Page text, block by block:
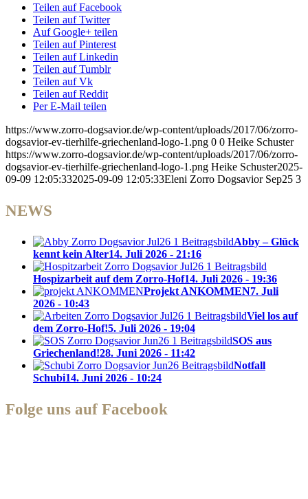
Teilen auf Facebook
Teilen auf Twitter
Auf Google+ teilen
Teilen auf Pinterest
Teilen auf Linkedin
Teilen auf Tumblr
Teilen auf Vk
Teilen auf Reddit
Per E-Mail teilen
https://www.zorro-dogsavior.de/wp-content/uploads/2017/06/zorro-
dogsavior-ev-tierhilfe-griechenland-logo-1.png 0 0 Heike Schuster
https://www.zorro-dogsavior.de/wp-content/uploads/2017/06/zorro-
dogsavior-ev-tierhilfe-griechenland-logo-1.png Heike Schuster2025-
09-09 12:05:332025-09-09 12:05:33Eleni Zorro Dogsavior Sep25 3
NEWS
Abby – Glück
kennt kein Alter14. Juli 2026 - 21:16
Hospizarbeit auf dem Zorro-Hof14. Juli 2026 - 19:36
Projekt ANKOMMEN7. Juli
2026 - 10:43
Viel los auf
dem Zorro-Hof!5. Juli 2026 - 19:04
SOS aus
Griechenland!28. Juni 2026 - 11:42
Notfall
Schubi14. Juni 2026 - 10:24
Folge uns auf Facebook